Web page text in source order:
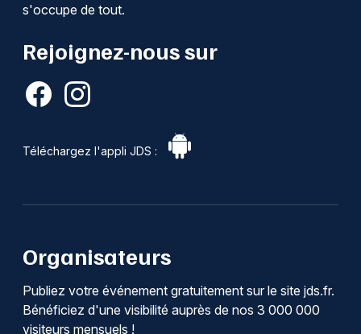
s'occupe de tout.
Rejoignez-nous sur
Téléchargez l'appli JDS :
Organisateurs
Publiez votre événement gratuitement sur le site jds.fr.
Bénéficiez d'une visibilité auprès de nos 3 000 000
visiteurs mensuels !